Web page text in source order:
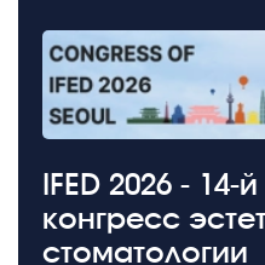
IFED 2026 -
конгресс
стоматологии